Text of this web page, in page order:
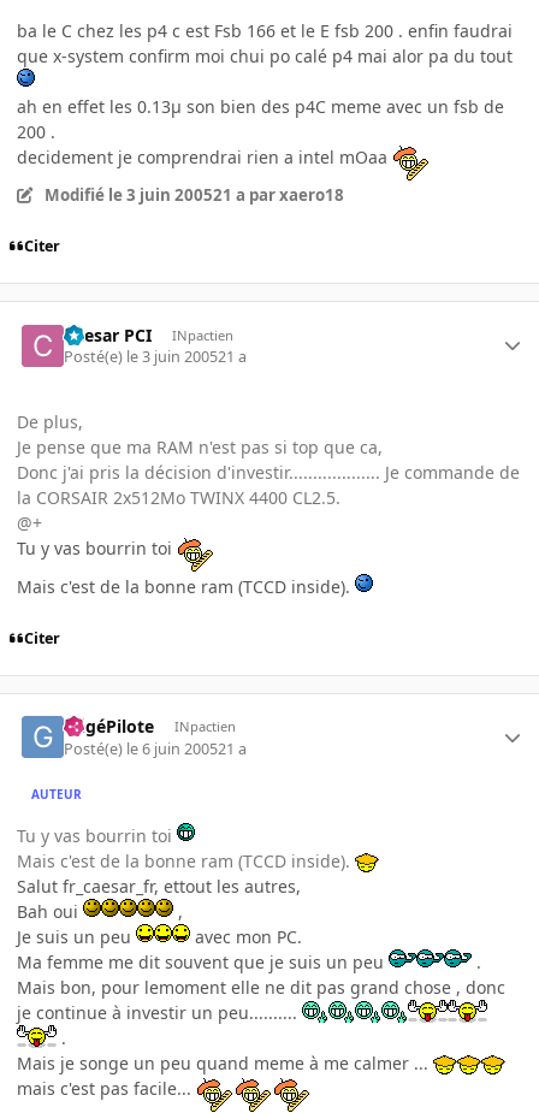
ba le C chez les p4 c est Fsb 166 et le E fsb 200 . enfin faudrai
que x-system confirm moi chui po calé p4 mai alor pa du tout
ah en effet les 0.13µ son bien des p4C meme avec un fsb de
200 .
decidement je comprendrai rien a intel mOaa
Modifié le 3 juin 200521 a par xaero18
Citer
Caesar PCI INpactien
Posté(e) le 3 juin 200521 a
De plus,
Je pense que ma RAM n'est pas si top que ca,
Donc j'ai pris la décision d'investir................... Je commande de
la CORSAIR 2x512Mo TWINX 4400 CL2.5.
@+
Tu y vas bourrin toi
Mais c'est de la bonne ram (TCCD inside).
Citer
GégéPilote INpactien
Posté(e) le 6 juin 200521 a
AUTEUR
Tu y vas bourrin toi
Mais c'est de la bonne ram (TCCD inside).
Salut fr_caesar_fr, ettout les autres,
Bah oui
,
Je suis un peu
avec mon PC.
Ma femme me dit souvent que je suis un peu
.
Mais bon, pour lemoment elle ne dit pas grand chose , donc
je continue à investir un peu..........
.
Mais je songe un peu quand meme à me calmer ...
mais c'est pas facile...